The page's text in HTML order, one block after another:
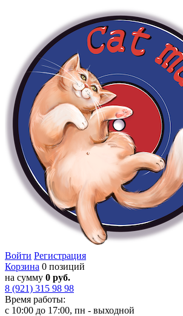
Войти Регистрация
Корзина 0 позиций
на сумму 0 руб.
8 (921) 315 98 98
Время работы:
с 10:00 до 17:00, пн - выходной